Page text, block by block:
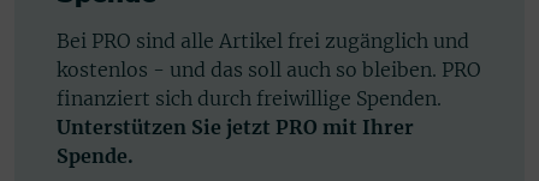
Bei PRO sind alle Artikel frei zugänglich und
kostenlos - und das soll auch so bleiben. PRO
finanziert sich durch freiwillige Spenden.
Unterstützen Sie jetzt PRO mit Ihrer
Spende.